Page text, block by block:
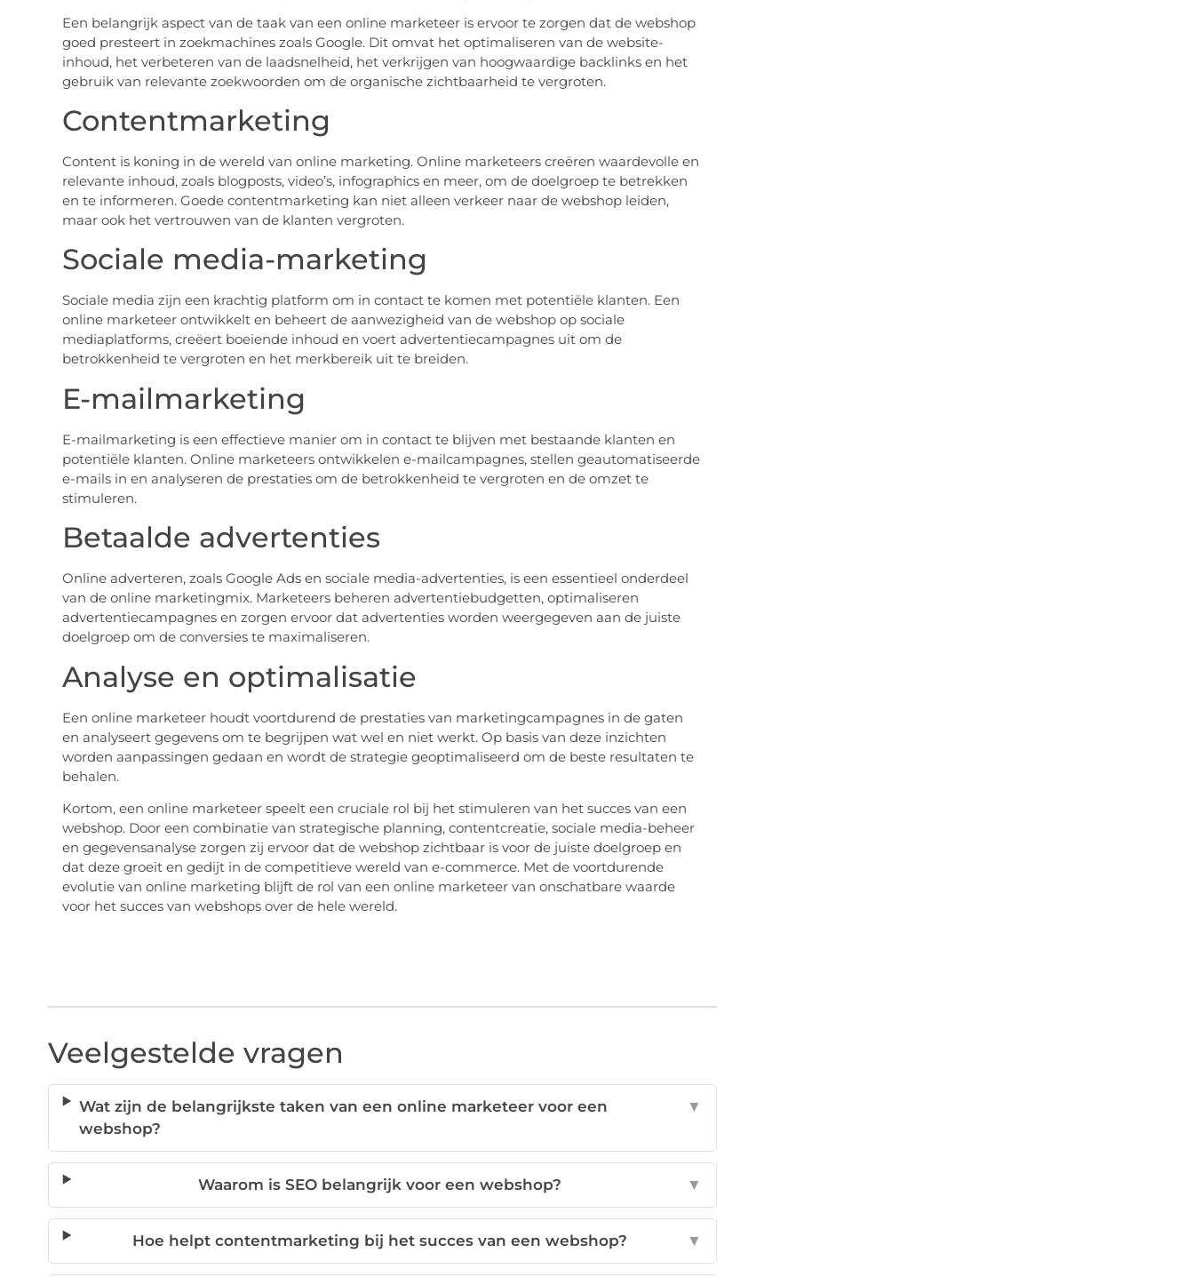
Een belangrijk aspect van de taak van een online marketeer is ervoor te zorgen dat de webshop
goed presteert in zoekmachines zoals Google. Dit omvat het optimaliseren van de website-
inhoud, het verbeteren van de laadsnelheid, het verkrijgen van hoogwaardige backlinks en het
gebruik van relevante zoekwoorden om de organische zichtbaarheid te vergroten.
Contentmarketing
Content is koning in de wereld van online marketing. Online marketeers creëren waardevolle en
relevante inhoud, zoals blogposts, video’s, infographics en meer, om de doelgroep te betrekken
en te informeren. Goede contentmarketing kan niet alleen verkeer naar de webshop leiden,
maar ook het vertrouwen van de klanten vergroten.
Sociale media-marketing
Sociale media zijn een krachtig platform om in contact te komen met potentiële klanten. Een
online marketeer ontwikkelt en beheert de aanwezigheid van de webshop op sociale
mediaplatforms, creëert boeiende inhoud en voert advertentiecampagnes uit om de
betrokkenheid te vergroten en het merkbereik uit te breiden.
E-mailmarketing
E-mailmarketing is een effectieve manier om in contact te blijven met bestaande klanten en
potentiële klanten. Online marketeers ontwikkelen e-mailcampagnes, stellen geautomatiseerde
e-mails in en analyseren de prestaties om de betrokkenheid te vergroten en de omzet te
stimuleren.
Betaalde advertenties
Online adverteren, zoals Google Ads en sociale media-advertenties, is een essentieel onderdeel
van de online marketingmix. Marketeers beheren advertentiebudgetten, optimaliseren
advertentiecampagnes en zorgen ervoor dat advertenties worden weergegeven aan de juiste
doelgroep om de conversies te maximaliseren.
Analyse en optimalisatie
Een online marketeer houdt voortdurend de prestaties van marketingcampagnes in de gaten
en analyseert gegevens om te begrijpen wat wel en niet werkt. Op basis van deze inzichten
worden aanpassingen gedaan en wordt de strategie geoptimaliseerd om de beste resultaten te
behalen.
Kortom, een online marketeer speelt een cruciale rol bij het stimuleren van het succes van een
webshop. Door een combinatie van strategische planning, contentcreatie, sociale media-beheer
en gegevensanalyse zorgen zij ervoor dat de webshop zichtbaar is voor de juiste doelgroep en
dat deze groeit en gedijt in de competitieve wereld van e-commerce. Met de voortdurende
evolutie van online marketing blijft de rol van een online marketeer van onschatbare waarde
voor het succes van webshops over de hele wereld.
Veelgestelde vragen
Wat zijn de belangrijkste taken van een online marketeer voor een
webshop?
▼
Waarom is SEO belangrijk voor een webshop? ▼
Hoe helpt contentmarketing bij het succes van een webshop? ▼